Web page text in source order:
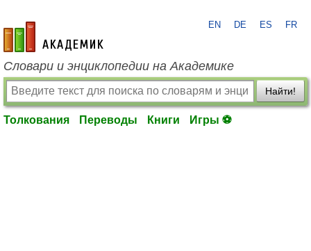
academic.ru
EN DE ES FR
Словари и энциклопедии на Академике
Найти!
Толкования Переводы Книги Игры ⚽